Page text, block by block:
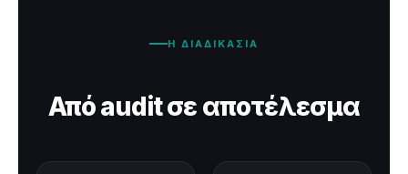
Η ΔΙΑΔΙΚΑΣΙΑ
Από audit σε αποτέλεσμα